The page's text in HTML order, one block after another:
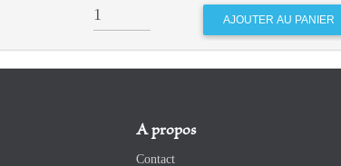
A propos
Contact